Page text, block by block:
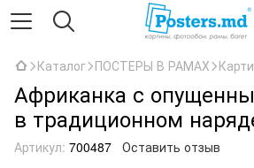
Каталог ПОСТЕРЫ В РАМАХ
Африканка с
в традиционном
Артикул: 700487 Оставить отзыв